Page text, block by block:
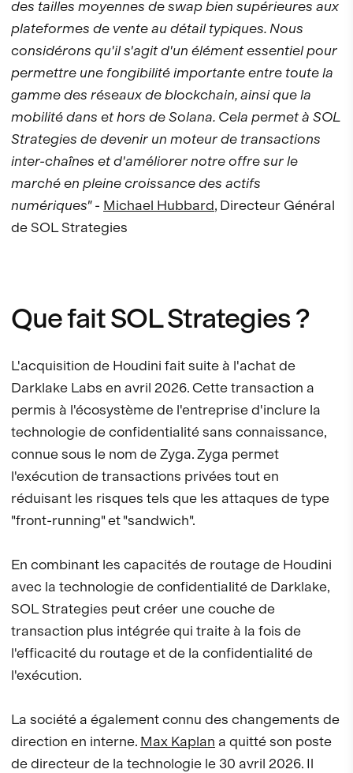
des tailles moyennes de swap bien supérieures aux
plateformes de vente au détail typiques. Nous
considérons qu'il s'agit d'un élément essentiel pour
permettre une fongibilité importante entre toute la
gamme des réseaux de blockchain, ainsi que la
mobilité dans et hors de Solana. Cela permet à SOL
Strategies de devenir un moteur de transactions
inter-chaînes et d'améliorer notre offre sur le
marché en pleine croissance des actifs
numériques"- Michael Hubbard, Directeur Général
de SOL Strategies
Que fait SOL Strategies ?
L'acquisition de Houdini fait suite à l'achat de
Darklake Labs en avril 2026. Cette transaction a
permis à l'écosystème de l'entreprise d'inclure la
technologie de confidentialité sans connaissance,
connue sous le nom de Zyga. Zyga permet
l'exécution de transactions privées tout en
réduisant les risques tels que les attaques de type
"front-running" et "sandwich".
En combinant les capacités de routage de Houdini
avec la technologie de confidentialité de Darklake,
SOL Strategies peut créer une couche de
transaction plus intégrée qui traite à la fois de
l'efficacité du routage et de la confidentialité de
l'exécution.
La société a également connu des changements de
direction en interne. Max Kaplan a quitté son poste
de directeur de la technologie le 30 avril 2026. Il